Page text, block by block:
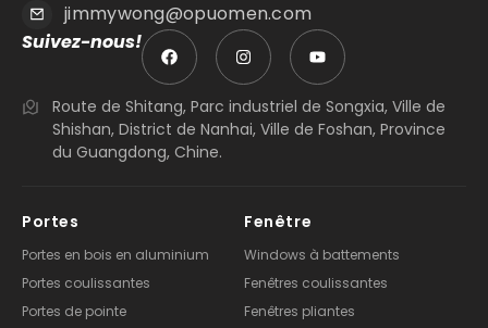
jimmywong@opuomen.com
Suivez-nous!
Route de Shitang, Parc industriel de Songxia, Ville de
Shishan, District de Nanhai, Ville de Foshan, Province
du Guangdong, Chine.
Portes
Portes en bois en aluminium
Portes coulissantes
Portes de pointe
Fenêtre
Windows à battements
Fenêtres coulissantes
Fenêtres pliantes